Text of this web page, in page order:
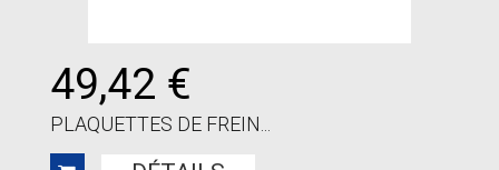
49,42 €
PLAQUETTES DE FREIN...